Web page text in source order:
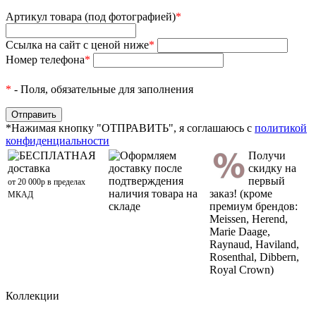
Артикул товара (под фотографией)*
Ссылка на сайт с ценой ниже*
Номер телефона*
* - Поля, обязательные для заполнения
*Нажимая кнопку "ОТПРАВИТЬ", я соглашаюсь с политикой
конфиденциальности
БЕСПЛАТНАЯ
доставка
от 20 000р в пределах
МКАД
Оформляем
доставку после
подтверждения
наличия товара на
складе
Получи
скидку на
первый
заказ! (кроме
премиум брендов:
Meissen, Herend,
Marie Daage,
Raynaud, Haviland,
Rosenthal, Dibbern,
Royal Crown)
Коллекции